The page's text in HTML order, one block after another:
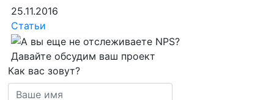
25.11.2016
Статьи
Давайте обсудим ваш проект
Как вас зовут?